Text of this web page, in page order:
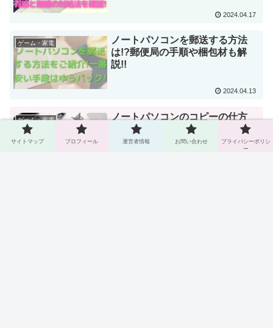
2024.04.17
ゲーム・家電
ノートパソコンを郵送する方法
は!?郵便局の手順や梱包材も解
説!!
2024.04.13
ゲーム・家電
ノートパソコンのコピーの仕方
は?タッチパッドでもコピペは簡
単!!
サイトマップ プロフィール 運営者情報 お問い合わせ
プライバシーポリシ
ー